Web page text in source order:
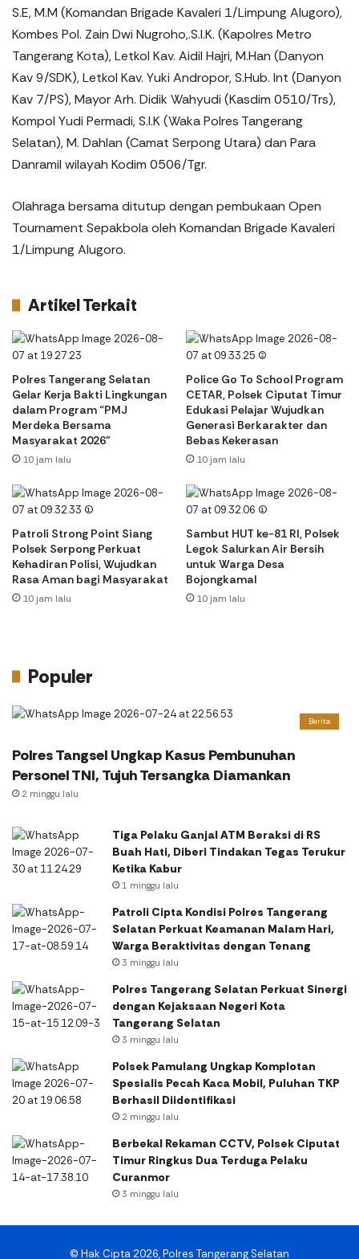
S.E, M.M (Komandan Brigade Kavaleri 1/Limpung Alugoro),
Kombes Pol. Zain Dwi Nugroho,.S.I.K. (Kapolres Metro
Tangerang Kota), Letkol Kav. Aidil Hajri, M.Han (Danyon
Kav 9/SDK), Letkol Kav. Yuki Andropor, S.Hub. Int (Danyon
Kav 7/PS), Mayor Arh. Didik Wahyudi (Kasdim 0510/Trs),
Kompol Yudi Permadi, S.I.K (Waka Polres Tangerang
Selatan), M. Dahlan (Camat Serpong Utara) dan Para
Danramil wilayah Kodim 0506/Tgr.
Olahraga bersama ditutup dengan pembukaan Open
Tournament Sepakbola oleh Komandan Brigade Kavaleri
1/Limpung Alugoro.
Artikel Terkait
Polres Tangerang Selatan
Gelar Kerja Bakti Lingkungan
dalam Program “PMJ
Merdeka Bersama
Masyarakat 2026”
10 jam lalu
Police Go To School Program
CETAR, Polsek Ciputat Timur
Edukasi Pelajar Wujudkan
Generasi Berkarakter dan
Bebas Kekerasan
10 jam lalu
Patroli Strong Point Siang
Polsek Serpong Perkuat
Kehadiran Polisi, Wujudkan
Rasa Aman bagi Masyarakat
10 jam lalu
Sambut HUT ke-81 RI, Polsek
Legok Salurkan Air Bersih
untuk Warga Desa
Bojongkamal
10 jam lalu
Populer
Berita
Polres Tangsel Ungkap Kasus Pembunuhan
Personel TNI, Tujuh Tersangka Diamankan
2 minggu lalu
Tiga Pelaku Ganjal ATM Beraksi di RS
Buah Hati, Diberi Tindakan Tegas Terukur
Ketika Kabur
1 minggu lalu
Patroli Cipta Kondisi Polres Tangerang
Selatan Perkuat Keamanan Malam Hari,
Warga Beraktivitas dengan Tenang
3 minggu lalu
Polres Tangerang Selatan Perkuat Sinergi
dengan Kejaksaan Negeri Kota
Tangerang Selatan
3 minggu lalu
Polsek Pamulang Ungkap Komplotan
Spesialis Pecah Kaca Mobil, Puluhan TKP
Berhasil Diidentifikasi
2 minggu lalu
Berbekal Rekaman CCTV, Polsek Ciputat
Timur Ringkus Dua Terduga Pelaku
Curanmor
3 minggu lalu
© Hak Cipta 2026, Polres Tangerang Selatan